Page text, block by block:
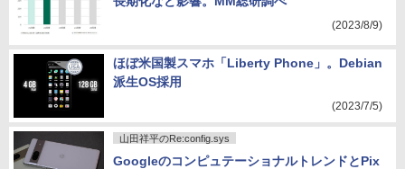
(2023/8/9)
ほぼ米国製スマホ「Liberty Phone」。Debian
派生OS採用
(2023/7/5)
山田祥平のRe:config.sys
GoogleのコンピュテーショナルトレンドとPix